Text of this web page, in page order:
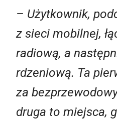
– Użytkownik,
z sieci mobilnej,
radiową, a
rdzeniową. Ta
za
druga to miejsca,